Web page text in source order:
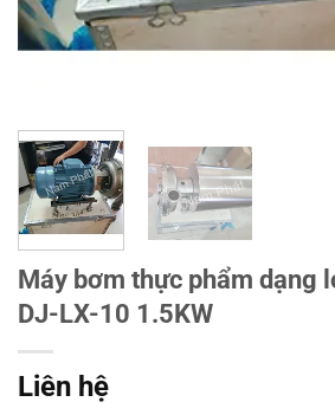
Máy bơm thực phẩm dạng
DJ-LX-10 1.5KW
Liên hệ